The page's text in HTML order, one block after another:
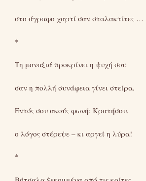
στο άγραφο χαρτί σαν σταλακτίτες …
*
Τη μοναξιά προκρίνει η ψυχή σου
σαν η πολλή συνάφεια γίνει στείρα.
Εντός σου ακούς φωνή: Κρατήσου,
ο λόγος στέρεψε – κι αργεί η λύρα!
*